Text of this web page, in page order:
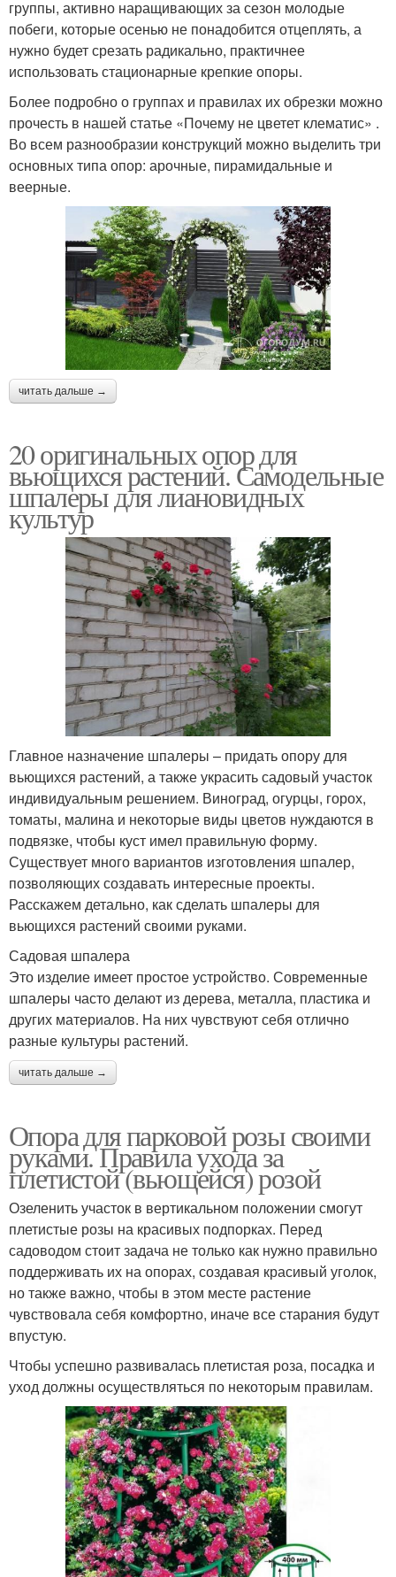
группы, активно наращивающих за сезон молодые
побеги, которые осенью не понадобится отцеплять, а
нужно будет срезать радикально, практичнее
использовать стационарные крепкие опоры.
Более подробно о группах и правилах их обрезки можно
прочесть в нашей статье «Почему не цветет клематис» .
Во всем разнообразии конструкций можно выделить три
основных типа опор: арочные, пирамидальные и
веерные.
читать дальше →
20 оригинальных опор для
вьющихся растений. Самодельные
шпалеры для лиановидных
культур
Главное назначение шпалеры – придать опору для
вьющихся растений, а также украсить садовый участок
индивидуальным решением. Виноград, огурцы, горох,
томаты, малина и некоторые виды цветов нуждаются в
подвязке, чтобы куст имел правильную форму.
Существует много вариантов изготовления шпалер,
позволяющих создавать интересные проекты.
Расскажем детально, как сделать шпалеры для
вьющихся растений своими руками.
Садовая шпалера
Это изделие имеет простое устройство. Современные
шпалеры часто делают из дерева, металла, пластика и
других материалов. На них чувствуют себя отлично
разные культуры растений.
читать дальше →
Опора для парковой розы своими
руками. Правила ухода за
плетистой (вьющейся) розой
Озеленить участок в вертикальном положении смогут
плетистые розы на красивых подпорках. Перед
садоводом стоит задача не только как нужно правильно
поддерживать их на опорах, создавая красивый уголок,
но также важно, чтобы в этом месте растение
чувствовала себя комфортно, иначе все старания будут
впустую.
Чтобы успешно развивалась плетистая роза, посадка и
уход должны осуществляться по некоторым правилам.